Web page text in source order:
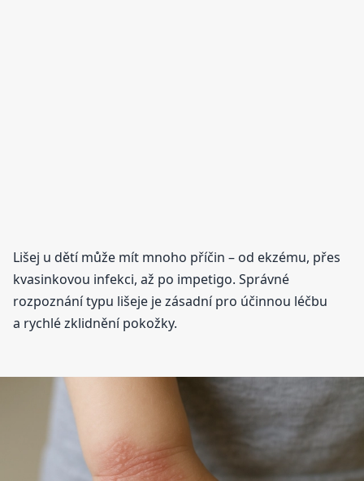
Lišej u dětí může mít mnoho příčin – od ekzému, přes
kvasinkovou infekci, až po impetigo. Správné
rozpoznání typu lišeje je zásadní pro účinnou léčbu
a rychlé zklidnění pokožky.